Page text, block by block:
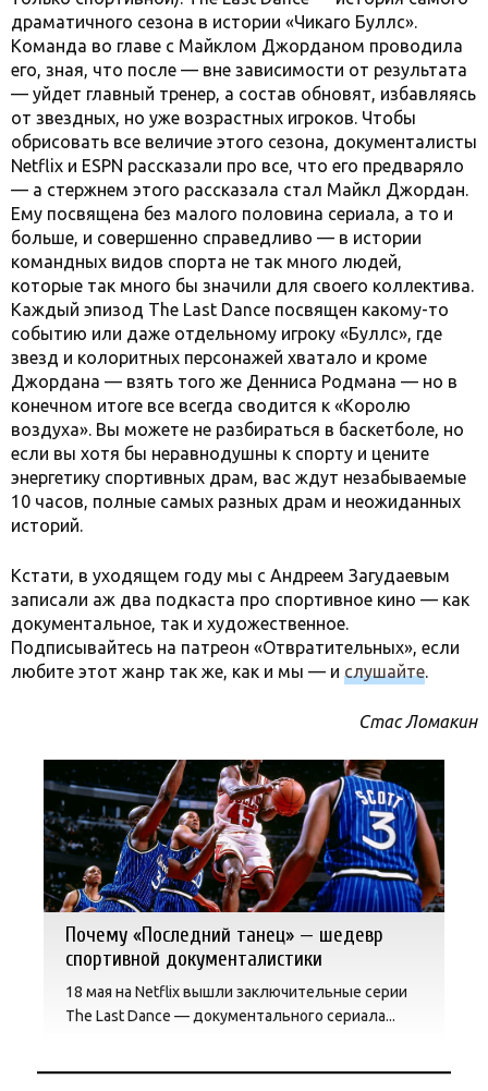
драматичного сезона в истории «Чикаго Буллс».
Команда во главе с Майклом Джорданом проводила
его, зная, что после — вне зависимости от результата
— уйдет главный тренер, а состав обновят, избавляясь
от звездных, но уже возрастных игроков. Чтобы
обрисовать все величие этого сезона, документалисты
Netflix и ESPN рассказали про все, что его предваряло
— а стержнем этого рассказала стал Майкл Джордан.
Ему посвящена без малого половина сериала, а то и
больше, и совершенно справедливо — в истории
командных видов спорта не так много людей,
которые так много бы значили для своего коллектива.
Каждый эпизод The Last Dance посвящен какому-то
событию или даже отдельному игроку «Буллс», где
звезд и колоритных персонажей хватало и кроме
Джордана — взять того же Денниса Родмана — но в
конечном итоге все всегда сводится к «Королю
воздуха». Вы можете не разбираться в баскетболе, но
если вы хотя бы неравнодушны к спорту и цените
энергетику спортивных драм, вас ждут незабываемые
10 часов, полные самых разных драм и неожиданных
историй.
Кстати, в уходящем году мы с Андреем Загудаевым
записали аж два подкаста про спортивное кино — как
документальное, так и художественное.
Подписывайтесь на патреон «Отвратительных», если
любите этот жанр так же, как и мы — и слушайте
Стас Ломакин
Почему «Последний танец» — шедевр
спортивной документалистики
18 мая на Netflix вышли заключительные серии
The Last Dance — документального сериала...